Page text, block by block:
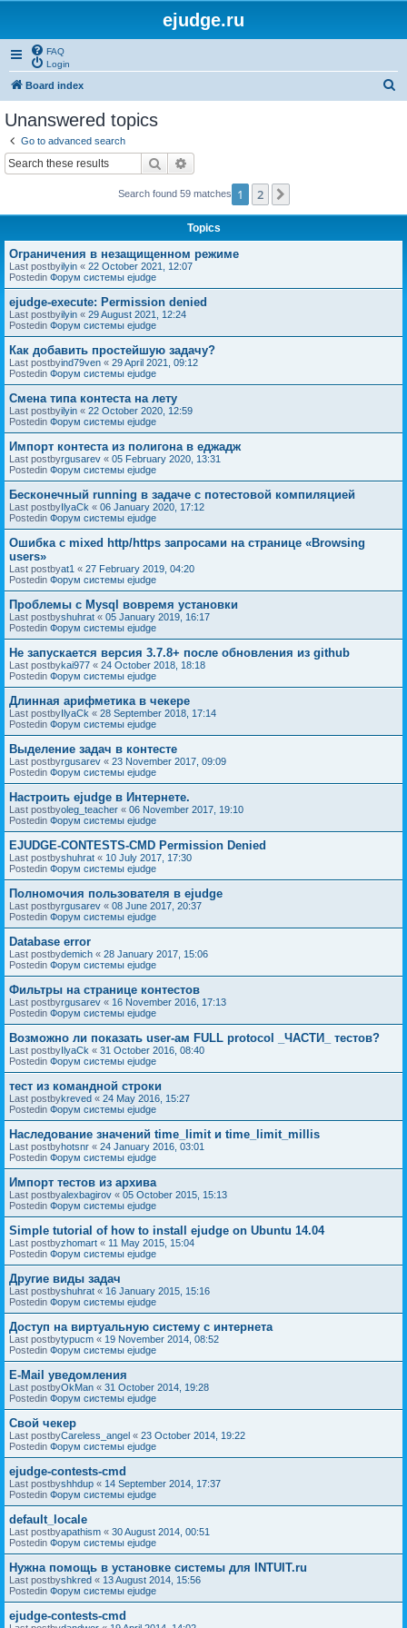
ejudge.ru
FAQ
Login
Board index
Unanswered topics
Go to advanced search
Search
Search found 59 matches 1 2
Topics
Ограничения в незащищенном режиме
Last postbyilyin « 22 October 2021, 12:07
Postedin Форум системы ejudge
ejudge-execute: Permission denied
Last postbyilyin « 29 August 2021, 12:24
Postedin Форум системы ejudge
Как добавить простейшую задачу?
Last postbyind79ven « 29 April 2021, 09:12
Postedin Форум системы ejudge
Смена типа контеста на лету
Last postbyilyin « 22 October 2020, 12:59
Postedin Форум системы ejudge
Импорт контеста из полигона в еджадж
Last postbyrgusarev « 05 February 2020, 13:31
Postedin Форум системы ejudge
Бесконечный running в задаче с потестовой компиляцией
Last postbyIlyaCk « 06 January 2020, 17:12
Postedin Форум системы ejudge
Ошибка с mixed http/https запросами на странице «Browsing
users»
Last postbyat1 « 27 February 2019, 04:20
Postedin Форум системы ejudge
Проблемы с Mysql вовремя установки
Last postbyshuhrat « 05 January 2019, 16:17
Postedin Форум системы ejudge
Не запускается версия 3.7.8+ после обновления из github
Last postbykai977 « 24 October 2018, 18:18
Postedin Форум системы ejudge
Длинная арифметика в чекере
Last postbyIlyaCk « 28 September 2018, 17:14
Postedin Форум системы ejudge
Выделение задач в контесте
Last postbyrgusarev « 23 November 2017, 09:09
Postedin Форум системы ejudge
Настроить ejudge в Интернете.
Last postbyoleg_teacher « 06 November 2017, 19:10
Postedin Форум системы ejudge
EJUDGE-CONTESTS-CMD Permission Denied
Last postbyshuhrat « 10 July 2017, 17:30
Postedin Форум системы ejudge
Полномочия пользователя в ejudge
Last postbyrgusarev « 08 June 2017, 20:37
Postedin Форум системы ejudge
Database error
Last postbydemich « 28 January 2017, 15:06
Postedin Форум системы ejudge
Фильтры на странице контестов
Last postbyrgusarev « 16 November 2016, 17:13
Postedin Форум системы ejudge
Возможно ли показать user-ам FULL protocol _ЧАСТИ_ тестов?
Last postbyIlyaCk « 31 October 2016, 08:40
Postedin Форум системы ejudge
тест из командной строки
Last postbykreved « 24 May 2016, 15:27
Postedin Форум системы ejudge
Наследование значений time_limit и time_limit_millis
Last postbyhotsnr « 24 January 2016, 03:01
Postedin Форум системы ejudge
Импорт тестов из архива
Last postbyalexbagirov « 05 October 2015, 15:13
Postedin Форум системы ejudge
Simple tutorial of how to install ejudge on Ubuntu 14.04
Last postbyzhomart « 11 May 2015, 15:04
Postedin Форум системы ejudge
Другие виды задач
Last postbyshuhrat « 16 January 2015, 15:16
Postedin Форум системы ejudge
Доступ на виртуальную систему с интернета
Last postbytypucm « 19 November 2014, 08:52
Postedin Форум системы ejudge
E-Mail уведомления
Last postbyOkMan « 31 October 2014, 19:28
Postedin Форум системы ejudge
Свой чекер
Last postbyCareless_angel « 23 October 2014, 19:22
Postedin Форум системы ejudge
ejudge-contests-cmd
Last postbyshhdup « 14 September 2014, 17:37
Postedin Форум системы ejudge
default_locale
Last postbyapathism « 30 August 2014, 00:51
Postedin Форум системы ejudge
Нужна помощь в установке системы для INTUIT.ru
Last postbyshkred « 13 August 2014, 15:56
Postedin Форум системы ejudge
ejudge-contests-cmd